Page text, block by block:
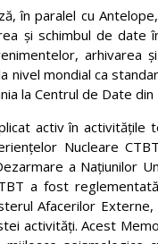
în paralel cu
și schimbul de
arhivarea
nivel mondial ca
la Centrul de Date din
activ în
Nucleare
a Naţiunilor
a fost
Afacerilor
activităţi. Acest